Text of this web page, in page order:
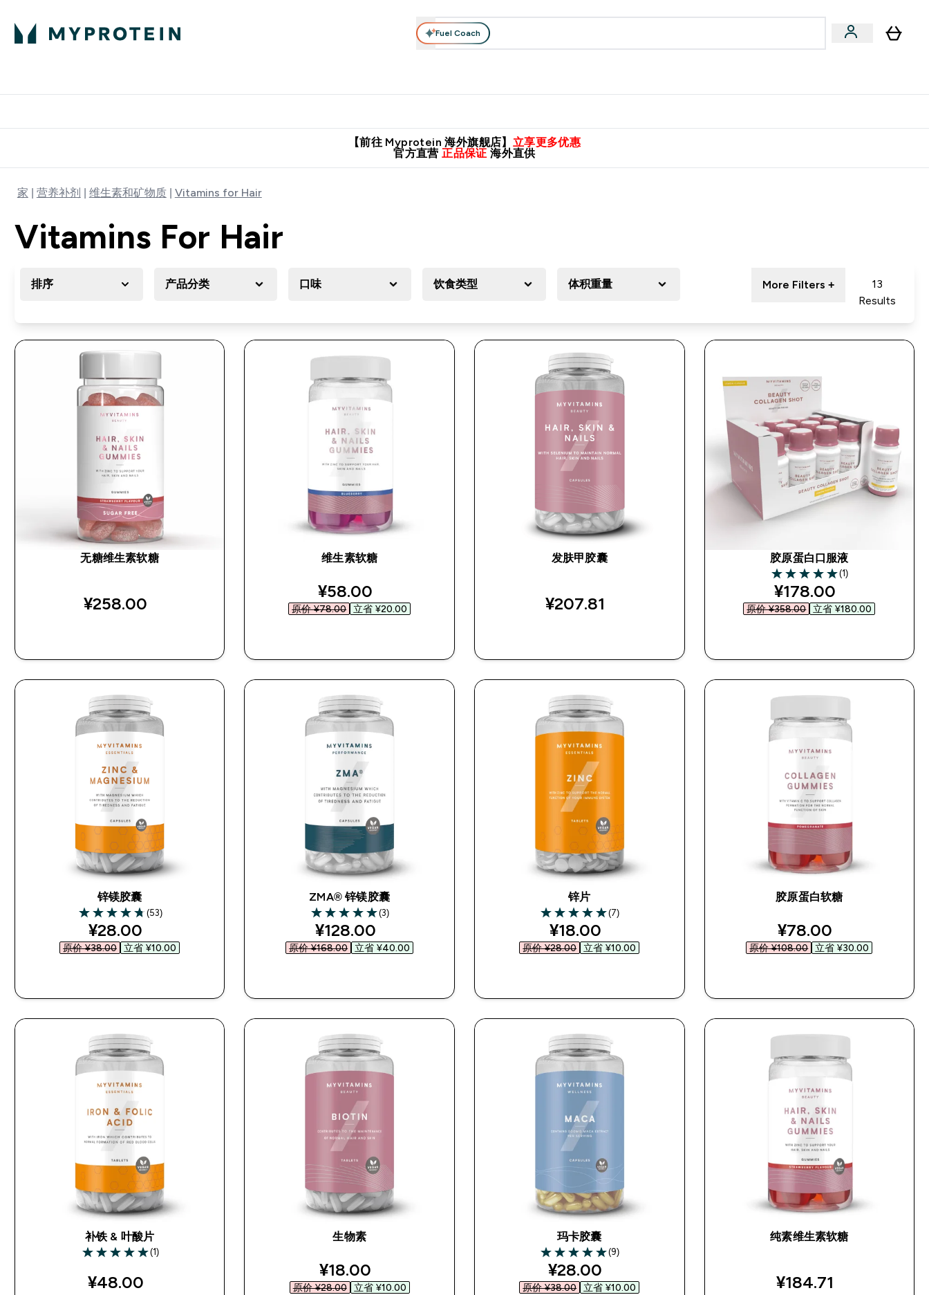
Fuel Coach
【前往 Myprotein 海外旗舰店】 立享更多优惠
官方直营 正品保证 海外直供
家 营养补剂 维生素和矿物质 Vitamins for Hair
Vitamins For Hair
排序 产品分类 口味 饮食类型 体积重量 More Filters +
13
Results
无糖维生素软糖
¥258.00‎
维生素软糖
discounted price
¥58.00‎
原价 ¥78.00‎ 立省 ¥20.00‎
发肤甲胶囊
¥207.81‎
胶原蛋白口服液
5 out of 5 stars
(1)
discounted price
¥178.00‎
原价 ¥358.00‎ 立省 ¥180.00‎
锌镁胶囊
4.74 out of 5 stars
(53)
discounted price
¥28.00‎
原价 ¥38.00‎ 立省 ¥10.00‎
ZMA® 锌镁胶囊
5 out of 5 stars
(3)
discounted price
¥128.00‎
原价 ¥168.00‎ 立省 ¥40.00‎
锌片
5 out of 5 stars
(7)
discounted price
¥18.00‎
原价 ¥28.00‎ 立省 ¥10.00‎
胶原蛋白软糖
discounted price
¥78.00‎
原价 ¥108.00‎ 立省 ¥30.00‎
补铁 & 叶酸片
5 out of 5 stars
(1)
¥48.00‎
生物素
discounted price
¥18.00‎
原价 ¥28.00‎ 立省 ¥10.00‎
玛卡胶囊
5 out of 5 stars
(9)
discounted price
¥28.00‎
原价 ¥38.00‎ 立省 ¥10.00‎
纯素维生素软糖
¥184.71‎